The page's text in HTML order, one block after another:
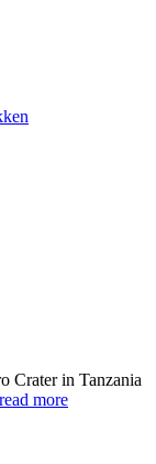
Crater in Tanzania
read more